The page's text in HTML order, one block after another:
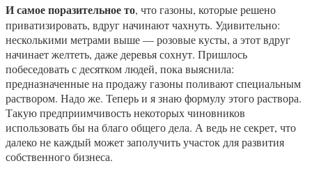
И самое поразительное то, что газоны, которые решено
приватизировать, вдруг начинают чахнуть. Удивительно:
несколькими метрами выше — розовые кусты, а этот вдруг
начинает желтеть, даже деревья сохнут. Пришлось
побеседовать с десятком людей, пока выяснила:
предназначенные на продажу газоны поливают специальным
раствором. Надо же. Теперь и я знаю формулу этого раствора.
Такую предприимчивость некоторых чиновников
использовать бы на благо общего дела. А ведь не секрет, что
далеко не каждый может заполучить участок для развития
собственного бизнеса.